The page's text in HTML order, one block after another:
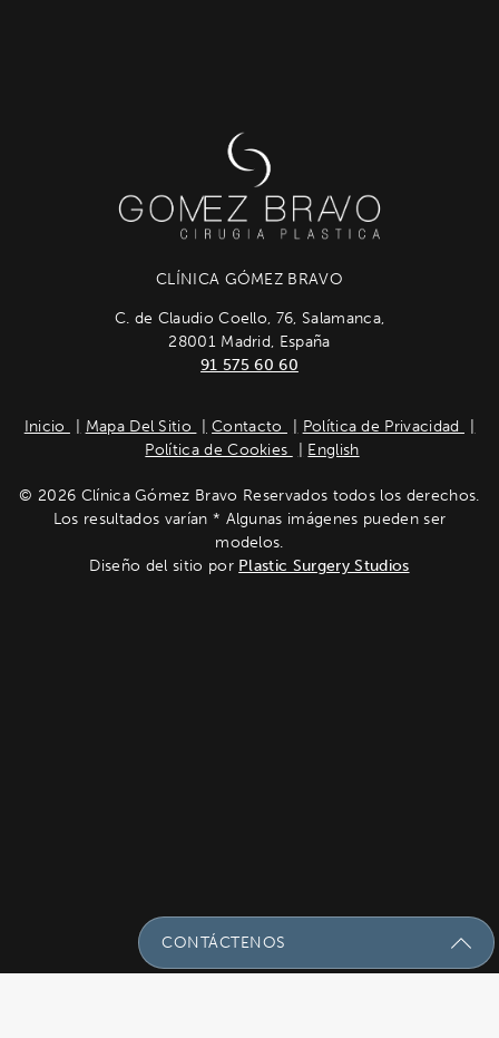
CLÍNICA GÓMEZ BRAVO
C. de Claudio Coello, 76, Salamanca,
28001 Madrid, España
91 575 60 60
Inicio Mapa Del Sitio Contacto
Política de Privacidad
Política de Cookies
English
© 2026 Clínica Gómez Bravo Reservados todos los derechos.
Los resultados varían * Algunas imágenes pueden ser
modelos.
Diseño del sitio por Plastic Surgery Studios
CONTÁCTENOS